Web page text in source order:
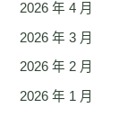
2026 年 4 月
2026 年 3 月
2026 年 2 月
2026 年 1 月